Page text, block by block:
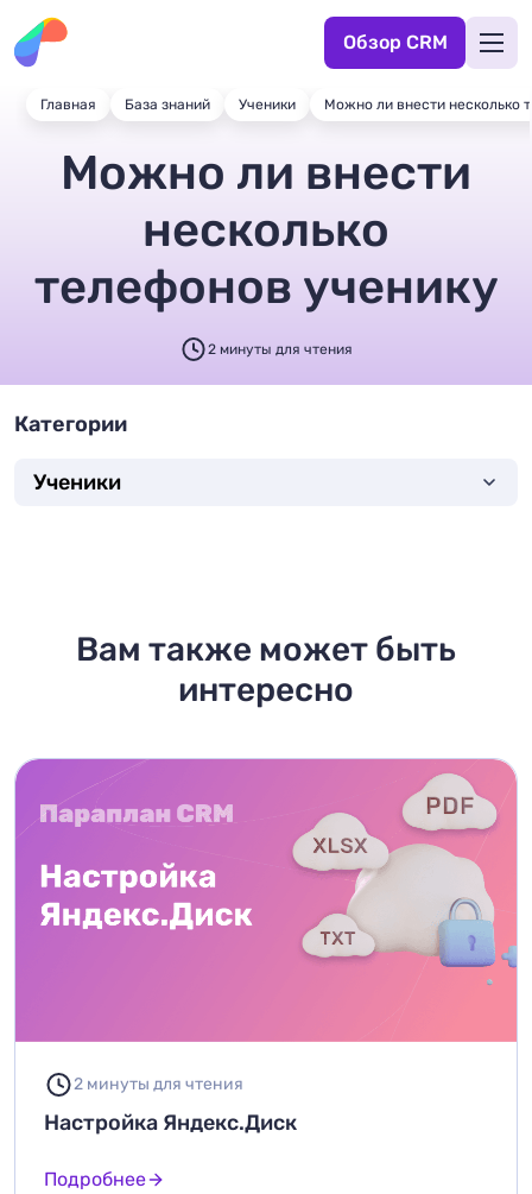
Обзор CRM
Главная База знаний Ученики Можно ли внести несколько
Можно ли внести
несколько
телефонов ученику
2 минуты для чтения
Категории
Ученики
Вам также может быть
интересно
2 минуты для чтения
Настройка Яндекс.Диск
Подробнее